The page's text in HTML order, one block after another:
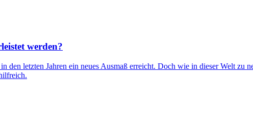
werden?
letzten Jahren ein neues Ausmaß erreicht. Doch wie in dieser Welt zu